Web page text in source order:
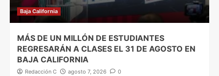
Baja California
MÁS DE UN MILLÓN DE ESTUDIANTES
REGRESARÁN A CLASES EL 31 DE AGOSTO EN
BAJA CALIFORNIA
Redacción C agosto 7, 2026 0